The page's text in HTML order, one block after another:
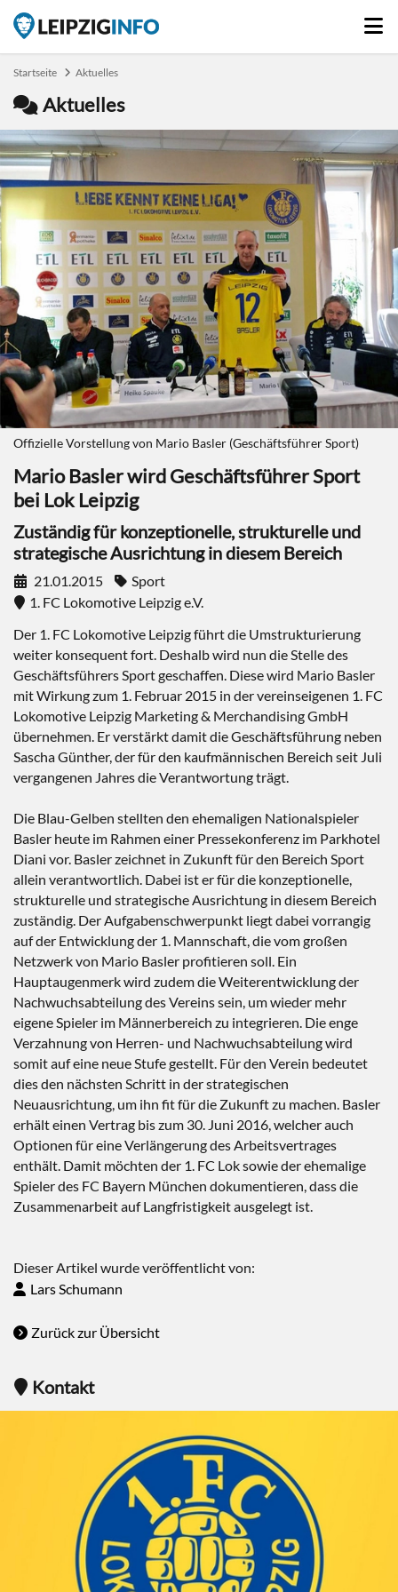
Startseite Aktuelles
Aktuelles
Offizielle Vorstellung von Mario Basler (Geschäftsführer Sport)
Mario Basler wird Geschäftsführer Sport
bei Lok Leipzig
Zuständig für konzeptionelle, strukturelle und
strategische Ausrichtung in diesem Bereich
21.01.2015
Sport
1. FC Lokomotive Leipzig e.V.
Der 1. FC Lokomotive Leipzig führt die Umstrukturierung
weiter konsequent fort. Deshalb wird nun die Stelle des
Geschäftsführers Sport geschaffen. Diese wird Mario Basler
mit Wirkung zum 1. Februar 2015 in der vereinseigenen 1. FC
Lokomotive Leipzig Marketing & Merchandising GmbH
übernehmen. Er verstärkt damit die Geschäftsführung neben
Sascha Günther, der für den kaufmännischen Bereich seit Juli
vergangenen Jahres die Verantwortung trägt.
Die Blau-Gelben stellten den ehemaligen Nationalspieler
Basler heute im Rahmen einer Pressekonferenz im Parkhotel
Diani vor. Basler zeichnet in Zukunft für den Bereich Sport
allein verantwortlich. Dabei ist er für die konzeptionelle,
strukturelle und strategische Ausrichtung in diesem Bereich
zuständig. Der Aufgabenschwerpunkt liegt dabei vorrangig
auf der Entwicklung der 1. Mannschaft, die vom großen
Netzwerk von Mario Basler profitieren soll. Ein
Hauptaugenmerk wird zudem die Weiterentwicklung der
Nachwuchsabteilung des Vereins sein, um wieder mehr
eigene Spieler im Männerbereich zu integrieren. Die enge
Verzahnung von Herren- und Nachwuchsabteilung wird
somit auf eine neue Stufe gestellt. Für den Verein bedeutet
dies den nächsten Schritt in der strategischen
Neuausrichtung, um ihn fit für die Zukunft zu machen. Basler
erhält einen Vertrag bis zum 30. Juni 2016, welcher auch
Optionen für eine Verlängerung des Arbeitsvertrages
enthält. Damit möchten der 1. FC Lok sowie der ehemalige
Spieler des FC Bayern München dokumentieren, dass die
Zusammenarbeit auf Langfristigkeit ausgelegt ist.
Dieser Artikel wurde veröffentlicht von:
Lars Schumann
Zurück zur Übersicht
Kontakt